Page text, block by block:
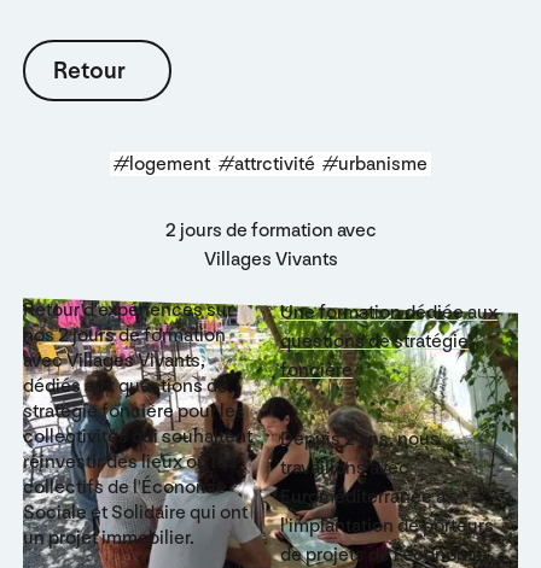
Retour
Retour
#logement #attrctivité #urbanisme
2 jours de formation avec
Villages Vivants
Retour d'expériences sur
nos 2 jours de formation
avec Villages Vivants,
dédiés aux questions de
stratégie foncière pour les
collectivités qui souhaitent
réinvestir des lieux ou les
collectifs de l'Économie
Sociale et Solidaire qui ont
un projet immobilier.
Une formation dédiée aux
questions de stratégie
foncière
Depuis 2 ans, nous
travaillons avec
Euroméditerranée à
l'implantation de porteurs
de projets de l’économie